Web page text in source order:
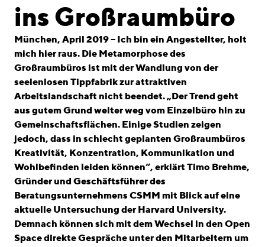
linkedin
English
Impressum
Datenschutz
ins Großraumbüro
München, April 2019 – Ich bin ein Angestellter, holt
mich hier raus. Die Metamorphose des
Großraumbüros ist mit der Wandlung von der
seelenlosen Tippfabrik zur attraktiven
Arbeitslandschaft nicht beendet. „Der Trend geht
aus gutem Grund weiter weg vom Einzelbüro hin zu
Gemeinschaftsflächen. Einige Studien zeigen
jedoch, dass in schlecht geplanten Großraumbüros
Kreativität, Konzentration, Kommunikation und
Wohlbefinden leiden können“, erklärt Timo Brehme,
Gründer und Geschäftsführer des
Beratungsunternehmens CSMM mit Blick auf eine
aktuelle Untersuchung der Harvard University.
Demnach können sich mit dem Wechsel in den Open
Space direkte Gespräche unter den Mitarbeitern um